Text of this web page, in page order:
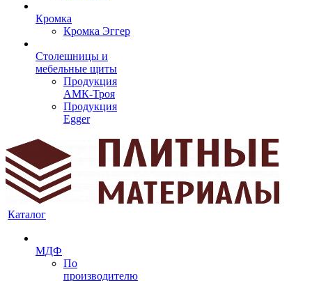
Кромка
Кромка Эггер
Столешницы и
мебельные щиты
Продукция
АМК-Троя
Продукция
Egger
Каталог
МДФ
По
производителю